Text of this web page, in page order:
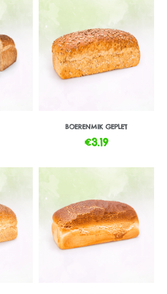
BOERENMIK GEPLET
€3.19